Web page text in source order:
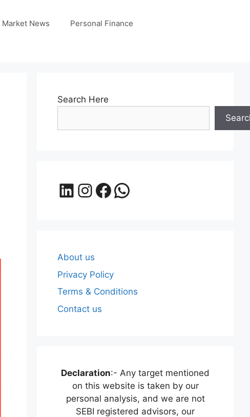
Market News
Personal Finance
Search Here
LinkedIn
Instagram
Facebook
WhatsApp
About us
Privacy Policy
Terms & Conditions
Contact us
Declaration:- Any target mentioned
on this website is taken by our
personal analysis, and we are not
SEBI registered advisors, our